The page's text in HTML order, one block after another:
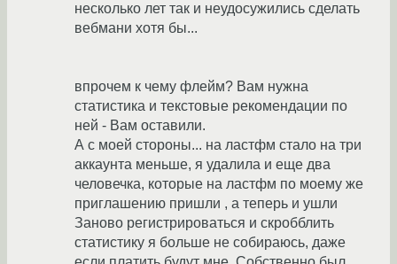
несколько лет так и неудосужились сделать
вебмани хотя бы...
впрочем к чему флейм? Вам нужна
статистика и текстовые рекомендации по
ней - Вам оставили.
А с моей стороны... на ластфм стало на три
аккаунта меньше, я удалила и еще два
человечка, которые на ластфм по моему же
приглашению пришли , а теперь и ушли
Заново регистрироваться и скробблить
статистику я больше не собираюсь, даже